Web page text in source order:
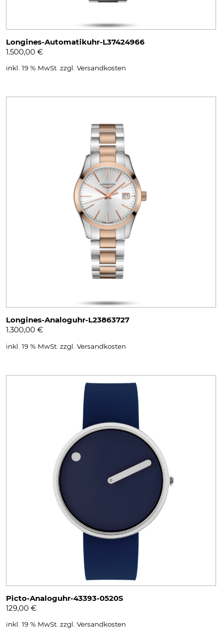
Longines-Automatikuhr-L37424966
1.500,00 €
inkl. 19 % MwSt. zzgl. Versandkosten
Longines-Analoguhr-L23863727
1.300,00 €
inkl. 19 % MwSt. zzgl. Versandkosten
Picto-Analoguhr-43393-0520S
129,00 €
inkl. 19 % MwSt. zzgl. Versandkosten